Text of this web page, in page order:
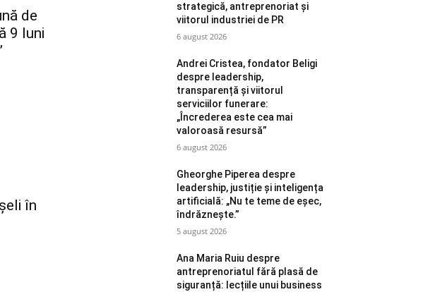
de
9 luni
în
strategică, antreprenoriat și
viitorul industriei de PR
6 august 2026
Andrei Cristea, fondator Beligi
despre leadership,
transparență și viitorul
serviciilor funerare:
„Încrederea este cea mai
valoroasă resursă”
6 august 2026
Gheorghe Piperea despre
leadership, justiție și inteligența
artificială: „Nu te teme de eșec,
îndrăznește.”
5 august 2026
Ana Maria Ruiu despre
antreprenoriatul fără plasă de
siguranță: lecțiile unui business